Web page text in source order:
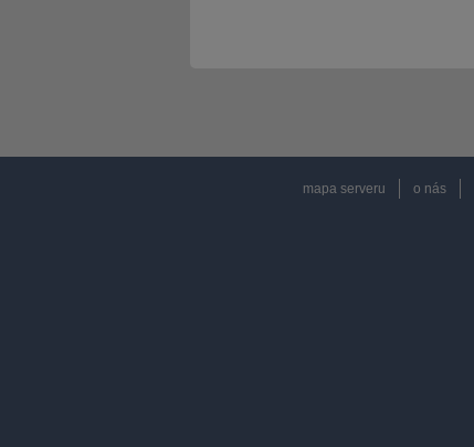
mapa serveru o nás